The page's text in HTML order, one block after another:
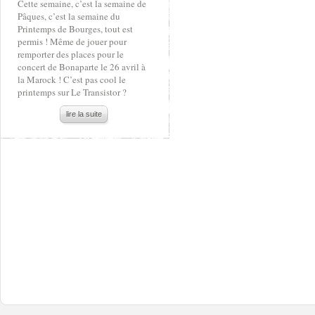
Cette semaine, c’est la semaine de
Pâques, c’est la semaine du
Printemps de Bourges, tout est
permis ! Même de jouer pour
remporter des places pour le
concert de Bonaparte le 26 avril à
la Marock ! C’est pas cool le
printemps sur Le Transistor ?
lire la suite